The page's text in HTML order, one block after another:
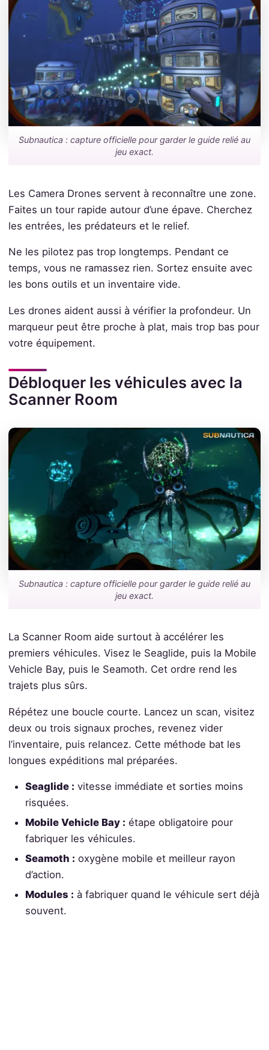
Subnautica : capture officielle pour garder le guide relié au
jeu exact.
Les Camera Drones servent à reconnaître une zone.
Faites un tour rapide autour d’une épave. Cherchez
les entrées, les prédateurs et le relief.
Ne les pilotez pas trop longtemps. Pendant ce
temps, vous ne ramassez rien. Sortez ensuite avec
les bons outils et un inventaire vide.
Les drones aident aussi à vérifier la profondeur. Un
marqueur peut être proche à plat, mais trop bas pour
votre équipement.
Débloquer les véhicules avec la
Scanner Room
Subnautica : capture officielle pour garder le guide relié au
jeu exact.
La Scanner Room aide surtout à accélérer les
premiers véhicules. Visez le Seaglide, puis la Mobile
Vehicle Bay, puis le Seamoth. Cet ordre rend les
trajets plus sûrs.
Répétez une boucle courte. Lancez un scan, visitez
deux ou trois signaux proches, revenez vider
l’inventaire, puis relancez. Cette méthode bat les
longues expéditions mal préparées.
Seaglide : vitesse immédiate et sorties moins
risquées.
Mobile Vehicle Bay : étape obligatoire pour
fabriquer les véhicules.
Seamoth : oxygène mobile et meilleur rayon
d’action.
Modules : à fabriquer quand le véhicule sert déjà
souvent.